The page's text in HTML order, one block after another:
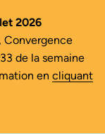
2026
, Convergence
de la semaine
en cliquant